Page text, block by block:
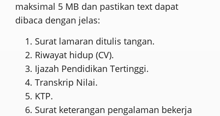
maksimal 5 MB dan pastikan text dapat
dibaca dengan jelas:
Surat lamaran ditulis tangan.
Riwayat hidup (CV).
Ijazah Pendidikan Tertinggi.
Transkrip Nilai.
KTP.
Surat keterangan pengalaman bekerja